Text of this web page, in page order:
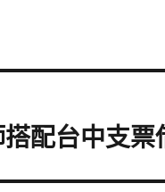
配台中支